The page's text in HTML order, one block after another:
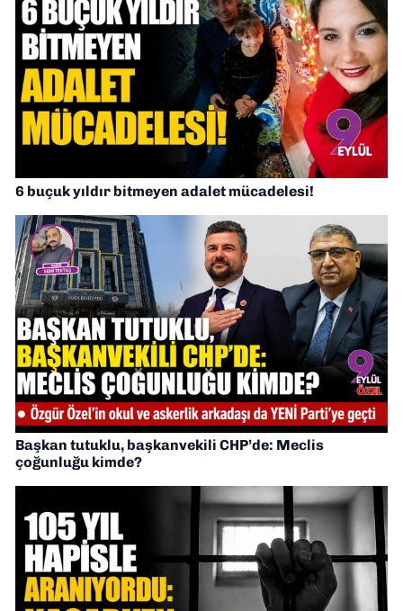
6 buçuk yıldır bitmeyen adalet mücadelesi!
Başkan tutuklu, başkanvekili CHP’de: Meclis
çoğunluğu kimde?